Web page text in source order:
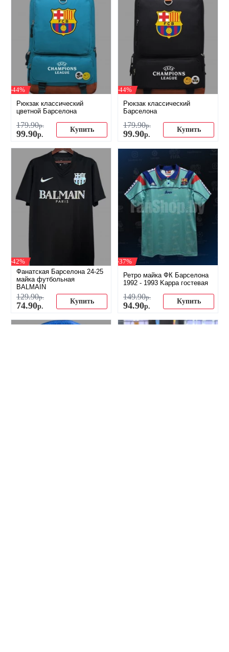
-44%
Рюкзак классический
цветной Барселона
179.90р.
99.90р.
Купить
-44%
Рюкзак классический
Барселона
179.90р.
99.90р.
Купить
-42%
Фанатская Барселона 24-25
майка футбольная
BALMAIN
129.90р.
74.90р.
Купить
-37%
Ретро майка ФК Барселона
1992 - 1993 Kappa гостевая
149.90р.
94.90р.
Купить